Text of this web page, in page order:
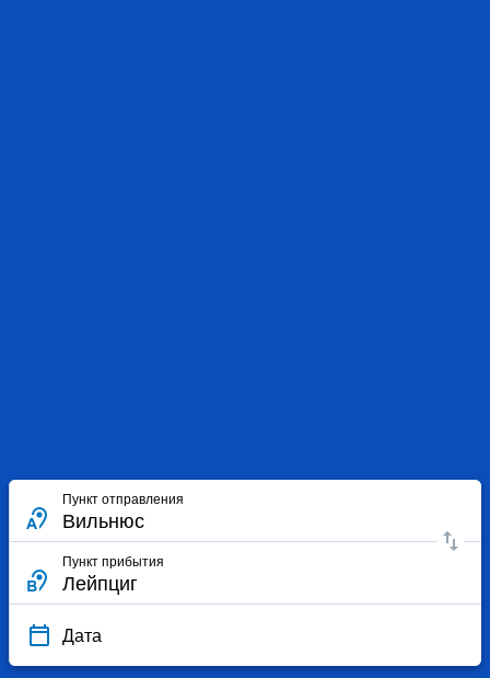
Пункт отправления
Пункт прибытия
Дата